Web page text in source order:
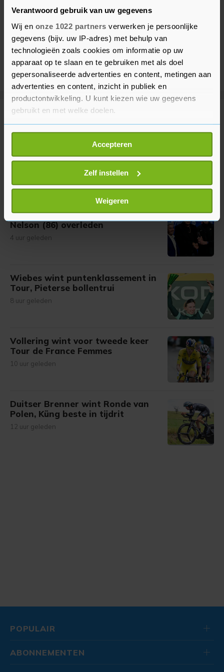
Verantwoord gebruik van uw gegevens
Wij en onze 1022 partners verwerken je persoonlijke
gegevens (bijv. uw IP-adres) met behulp van
technologieën zoals cookies om informatie op uw
apparaat op te slaan en te gebruiken met als doel
gepersonaliseerde advertenties en content, metingen aan
advertenties en content, inzicht in publiek en
productontwikkeling. U kunt kiezen wie uw gegevens
gebruikt en met welke doelen.
Als u het toestaat, willen we ook graag:
Informatie verzamelen over uw geografische
locatie, die tot een paar meter nauwkeurig kan zijn
Uw apparaat identificeren door het actief te
scannen op specifieke eigenschappen (fingerprinting)
Lees meer over hoe uw persoonlijke gegevens worden
verwerkt en stel uw voorkeuren in het
U kunt uw toestemming op elk moment wijzigen of
intrekken in de Cookieverklaring.
Met cookies werkt onze website beter en wordt jouw
onze cookiepagina kun je ons cookiebeleid bekijken en je
gemaakte keuze altijd wijzigen of intrekken.
Accepteren
Zelf instellen
Weigeren
Meer uit Sport
Van de Zandschulp niet naar
laatste acht in Montreal
NBA-speler en succestrainer
Nelson (86) overleden
4 uur geleden
Wiebes wint puntenklassement in
Tour, Pieterse bollentrui
8 uur geleden
Vollering wint voor tweede keer
Tour de France Femmes
10 uur geleden
Duitser Brenner wint Ronde van
Polen, Küng beste in tijdrit
12 uur geleden
POPULAIR
ABONNEMENTEN